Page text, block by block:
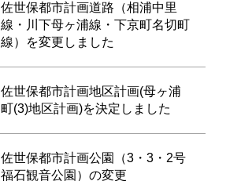
佐世保都市計画道路（相浦中里
線・川下母ヶ浦線・下京町名切町
線）を変更しました
佐世保都市計画地区計画(母ヶ浦
町(3)地区計画)を決定しました
佐世保都市計画公園（3・3・2号
福石観音公園）の変更